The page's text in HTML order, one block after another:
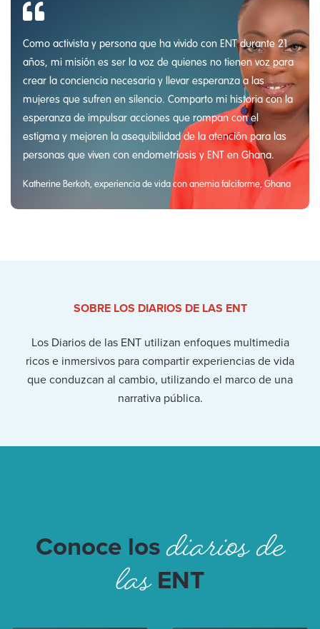
Como activista y persona que ha vivido con ENT durante 21
años, mi misión es ser la voz de quienes no tienen voz para
crear la conciencia necesaria y llevar esperanza a las
mujeres que sufren en silencio. Comparto mi historia con la
esperanza de impulsar acciones que rompan con el
estigma y mejoren la asequibilidad de la atención para las
personas que viven con endometriosis y ENT en Ghana.
Katherine Berkoh, experiencia de vida con anemia falciforme, Ghana
SOBRE LOS DIARIOS DE LAS ENT
Los Diarios de las ENT utilizan enfoques multimedia
ricos e inmersivos para compartir experiencias de vida
que conduzcan al cambio, utilizando el marco de una
narrativa pública.
Conoce losdiarios de
lasENT